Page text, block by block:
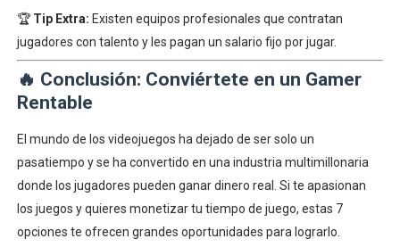
🏆 Tip Extra: Existen equipos profesionales que contratan
jugadores con talento y les pagan un salario fijo por jugar.
🔥 Conclusión: Conviértete en un Gamer
Rentable
El mundo de los videojuegos ha dejado de ser solo un
pasatiempo y se ha convertido en una industria multimillonaria
donde los jugadores pueden ganar dinero real. Si te apasionan
los juegos y quieres monetizar tu tiempo de juego, estas 7
opciones te ofrecen grandes oportunidades para lograrlo.